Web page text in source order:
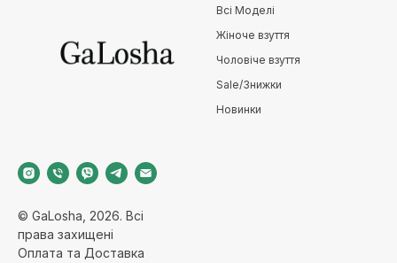
© GaLosha, 2026. Всі
права захищені
Оплата та Доставка
Всі Моделі
Жіноче взуття
Чоловіче взуття
Sale/Знижки
Новинки